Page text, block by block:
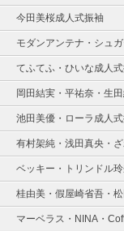
今田美桜成人式振袖
モダンアンテナ・シュ
てふてふ・ひいな成人
岡田結実・平祐奈・生
池田美優・ローラ成人
有村架純・浅田真央・
ベッキー・トリンドル
桂由美・假屋崎省吾・
マーベラス・NINA・